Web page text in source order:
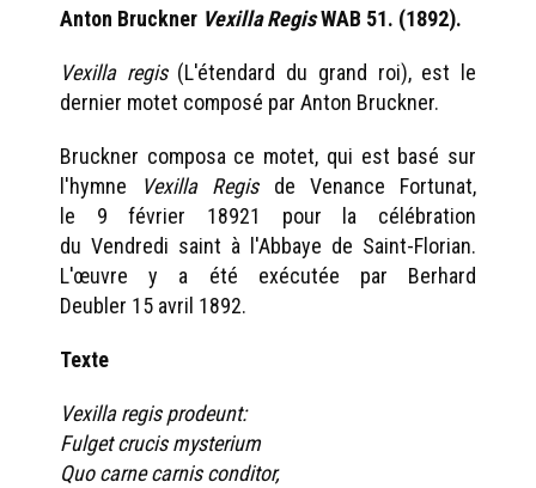
Anton Bruckner Vexilla RegisWAB 51. (1892).
Vexilla regis (L'étendard du grand roi), est le
dernier motet composé par Anton Bruckner.
Bruckner composa ce motet, qui est basé sur
l'hymne
Vexilla Regis de Venance Fortunat,
le 9 février 18921 pour la célébration
du Vendredi saint à l'Abbaye de Saint-Florian.
L'œuvre y a été exécutée par Berhard
Deubler 15 avril 1892.
Texte
Vexilla regis prodeunt:
Fulget crucis mysterium
Quo carne carnis conditor,